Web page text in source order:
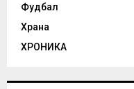
Фудбал
Храна
ХРОНИКА